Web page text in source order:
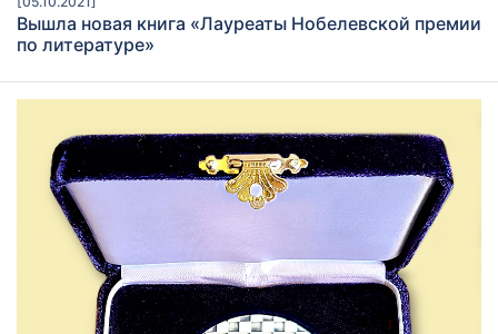
Вышла новая книга «Лауреаты Нобелевской премии
по литературе»